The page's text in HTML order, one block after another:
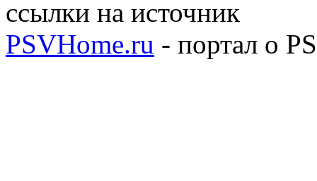
ссылки на источник
PSVHome.ru - портал о